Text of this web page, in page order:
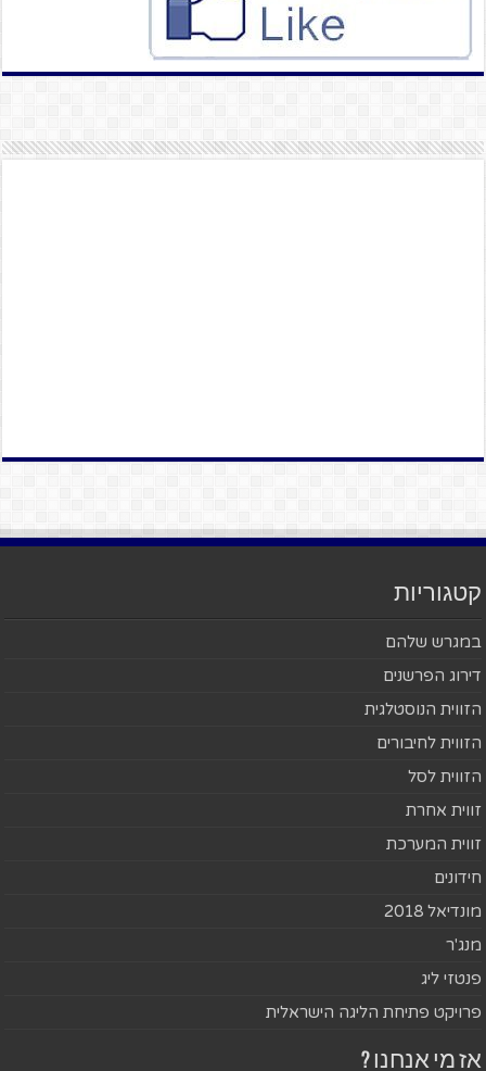
קטגוריות
במגרש שלהם
דירוג הפרשנים
הזווית הנוסטלגית
הזווית לחיבורים
הזווית לסל
זווית אחרת
זווית המערכת
חידונים
מונדיאל 2018
מנג'ר
פנטזי ליג
פרויקט פתיחת הליגה הישראלית
אז מי אנחנו ?